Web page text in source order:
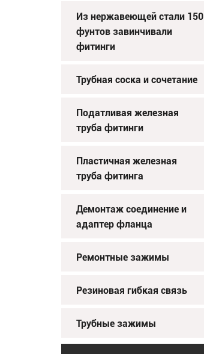
Из нержавеющей стали 150
фунтов завинчивали
фитинги
Трубная соска и сочетание
Податливая железная
труба фитинги
Пластичная железная
труба фитинга
Демонтаж соединение и
адаптер фланца
Ремонтные зажимы
Резиновая гибкая связь
Трубные зажимы